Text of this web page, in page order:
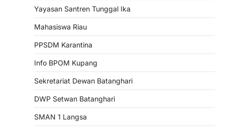
Yayasan Santren Tunggal Ika
Mahasiswa Riau
PPSDM Karantina
Info BPOM Kupang
Sekretariat Dewan Batanghari
DWP Setwan Batanghari
SMAN 1 Langsa